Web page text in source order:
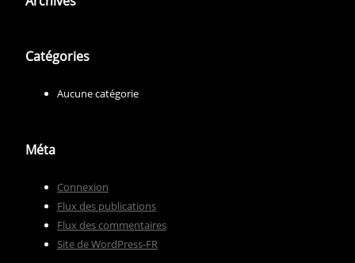
Catégories
Aucune catégorie
Méta
Connexion
Flux des publications
Flux des commentaires
Site de WordPress-FR